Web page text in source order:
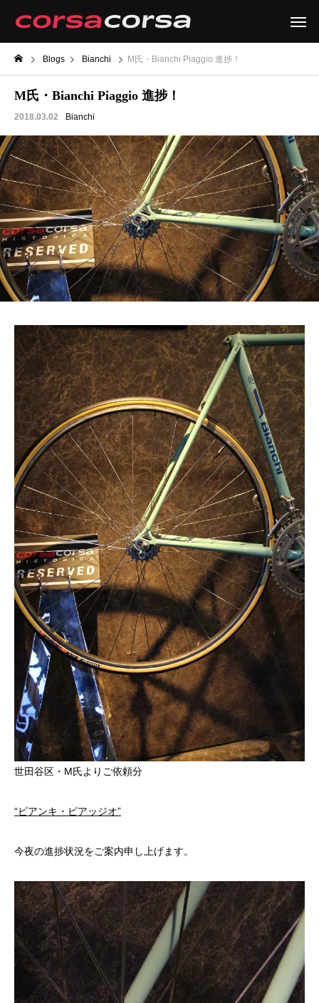
Blogs Bianchi M氏・Bianchi Piaggio 進捗！
M氏・Bianchi Piaggio 進捗！
2018.03.02 Bianchi
世田谷区・M氏よりご依頼分
“ビアンキ・ピアッジオ”
今夜の進捗状況をご案内申し上げます。